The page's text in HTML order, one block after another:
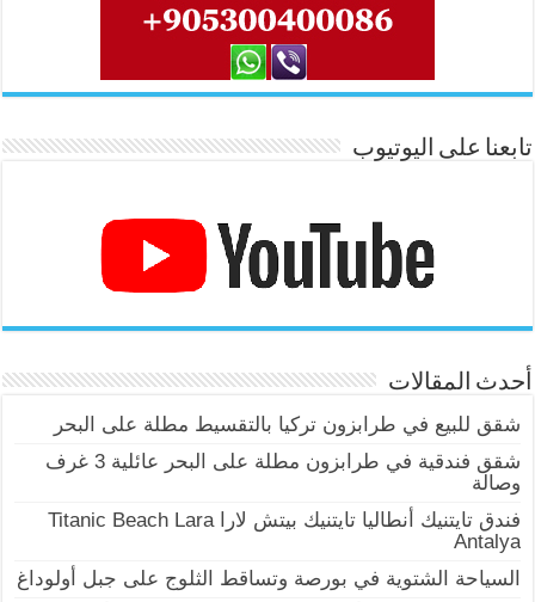
تابعنا على اليوتيوب
أحدث المقالات
شقق للبيع في طرابزون تركيا بالتقسيط مطلة على البحر
شقق فندقية في طرابزون مطلة على البحر عائلية 3 غرف
وصالة
فندق تايتنيك أنطاليا تايتنيك بيتش لارا Titanic Beach Lara
Antalya
السياحة الشتوية في بورصة وتساقط الثلوج على جبل أولوداغ